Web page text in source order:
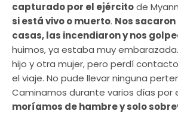
capturado por el ejércitode
si está vivo o muerto. Nos
casas, las incendiaron y nos
huimos, ya estaba muy
hijo y otra mujer, pero perdí
el viaje. No pude llevar ninguna
Caminamos durante varios días por
moríamos de hambre y solo